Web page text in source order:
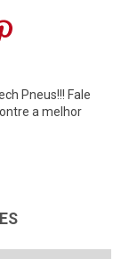
Pneus!!! Fale
a melhor